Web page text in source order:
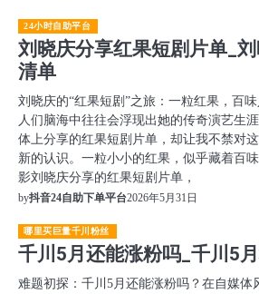
24小时自助平台
刘晓庆分享红果短剧片单_
清单
刘晓庆的“红果短剧”之旅：一粒红果，百
人们脑海中往往会浮现出她的传奇演艺生
体上分享的红果短剧片单，却让我不禁对
新的认识。一粒小小的红果，似乎藏着百
影刘晓庆分享的红果短剧片单，
by抖音24自助下单平台2026年5月31日
哪里买巨量千川粉丝
千川5月还能涨粉吗_千川5
难题初探：千川5月还能涨粉吗？在自媒